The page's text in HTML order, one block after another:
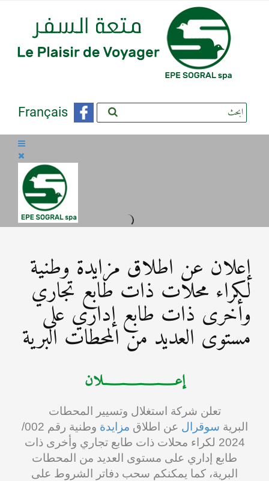
Français
إعلان عن اطلاق مزايدة وطنية
لكراء محلات ذات طابع تجاري
وأخرى ذات طابع إداري على
مستوى العديد من المحطات البرية
إعـــــــــــــــــلان
تعلن شركة استغلال وتسيير المحطات
البرية سوقرال عن اطلاق مزايدة
وطنية رقم 002/
2024 لكراء محلات ذات طابع تجاري وأخرى ذات
طابع إداري على مستوى العديد من المحطات
البرية، كما يمكنكم سحب دفاتر الشروط على